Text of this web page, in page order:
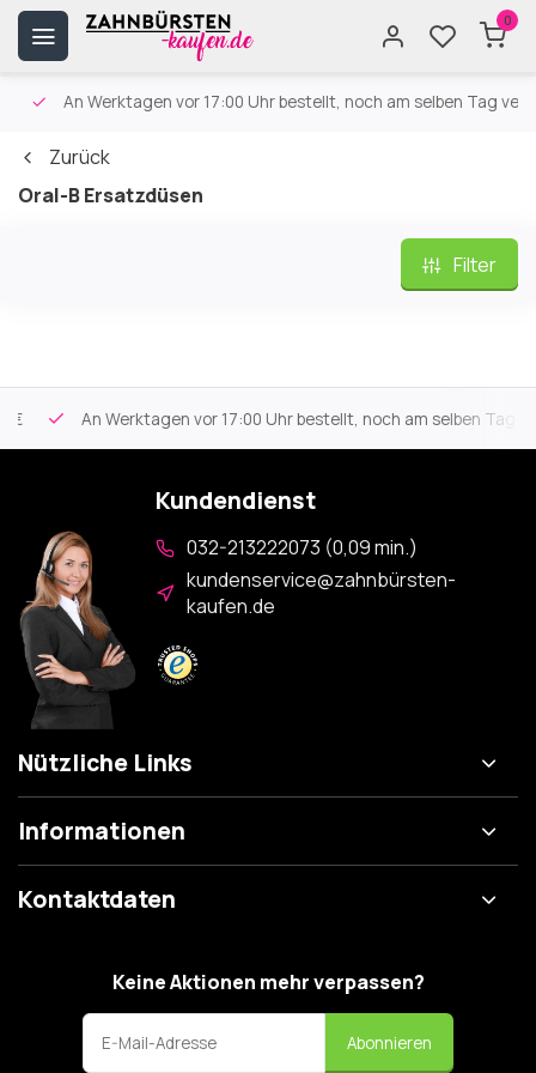
0
An Werktagen vor 17:00 Uhr bestellt, noch am selben Tag
Zurück
Oral-B Ersatzdüsen
Filter
An Werktagen vor 17:00 Uhr bestellt, noch am selben Tag
Kundendienst
032-213222073 (0,09 min.)
kundenservice@zahnbürsten-
kaufen.de
Nützliche Links
Informationen
Kontaktdaten
Keine Aktionen mehr verpassen?
Abonnieren